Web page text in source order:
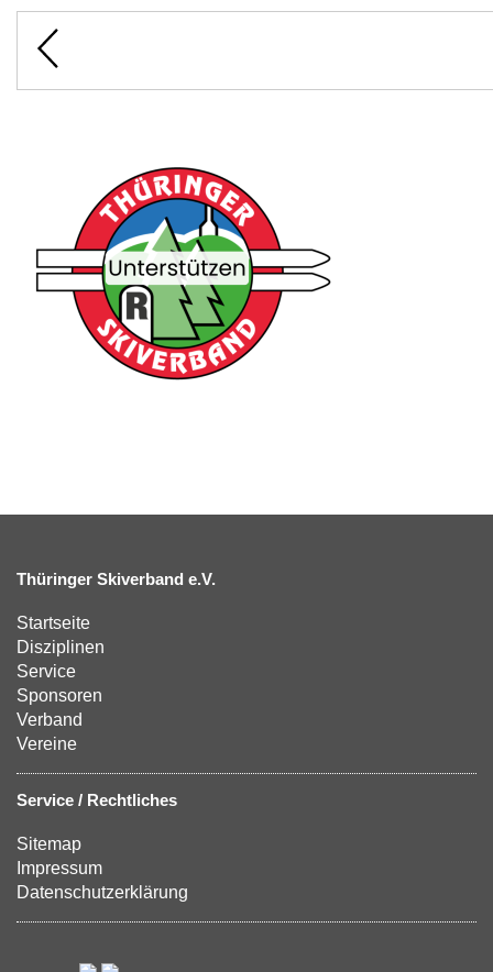
Thüringer Skiverband e.V.
Startseite
Disziplinen
Service
Sponsoren
Verband
Vereine
Service / Rechtliches
Sitemap
Impressum
Datenschutzerklärung